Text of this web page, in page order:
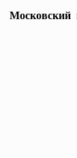
Московский